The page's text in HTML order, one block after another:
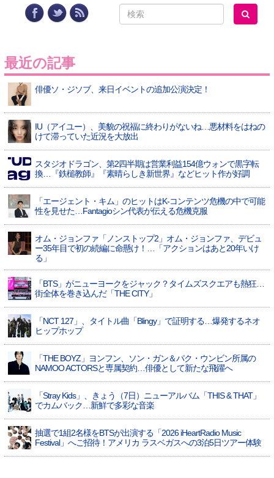
最近の記事
俳優ソ・ジソブ、来日イベントの追加公演決定！
IU（アイユー）、美貌の祝福に終わりがないね…悪材料をはねの
けて滞っていた近況を大放出
スタジオドラゴン、第2四半期は営業利益154億ウォンで黒字転
換…『鉄槌教師』『素晴らしき新世界』などヒット作が好調
「エージェント・キム」のヒットはK-コンテンツ危機の中で可能
性を見せた…Fantagioシン代表が伝える危機克服
オム・ジョンファ「ノンストップ2」オム・ジョンファ、デビュ
ー35年目で初の続編に命懸け！…「アクションはあと20年いけ
る」
「BTS」がニューヨークをジャック？タイムズスクエアも熱狂…
街全体を巻き込んだ「THE CITY」
「NCT 127」、タイトル曲「Blingy」で証明する…爆発するネオ
ヒップホップ
「THE BOYZ」ヨンフン、ソン・ガン＆パク・ウンビン所属の
NAMOO ACTORSと専属契約…俳優として新たな飛躍へ
「Stray Kids」、きょう（7日）ニューアルバム「THIS & THAT」
でカムバック…新鮮で多彩な音楽
抽選で1組2名様をBTSが出演する「2026 iHeartRadio Music
Festival」へご招待！アメリカ ラスベガスへの3泊5日ツアー体験